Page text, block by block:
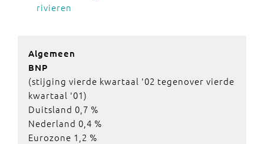
rivieren
Algemeen
BNP
(stijging vierde kwartaal '02 tegenover vierde
kwartaal '01)
Duitsland 0,7 %
Nederland 0,4 %
Eurozone 1,2 %